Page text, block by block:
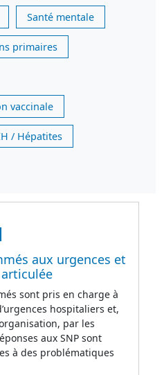
Santé mentale
primaires
vaccinale
/ Hépatites
aux urgences et
sont pris en charge à
hospitaliers et,
par les
aux SNP sont
à des problématiques